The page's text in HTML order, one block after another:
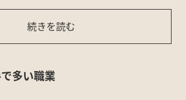
続きを読む
多い職業